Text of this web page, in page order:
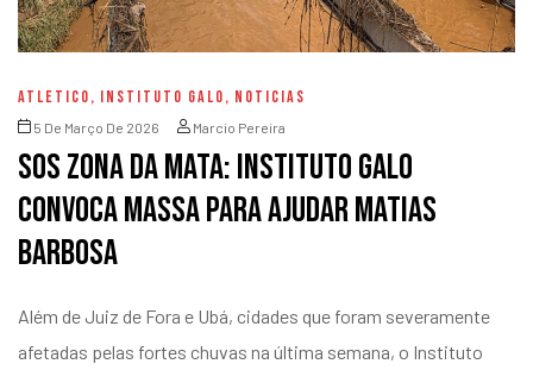
ATLETICO, INSTITUTO GALO, NOTICIAS
5 De Março De 2026 Marcio Pereira
SOS Zona da Mata: Instituto Galo
convoca Massa para ajudar Matias
Barbosa
Além de Juiz de Fora e Ubá, cidades que foram severamente
afetadas pelas fortes chuvas na última semana, o Instituto